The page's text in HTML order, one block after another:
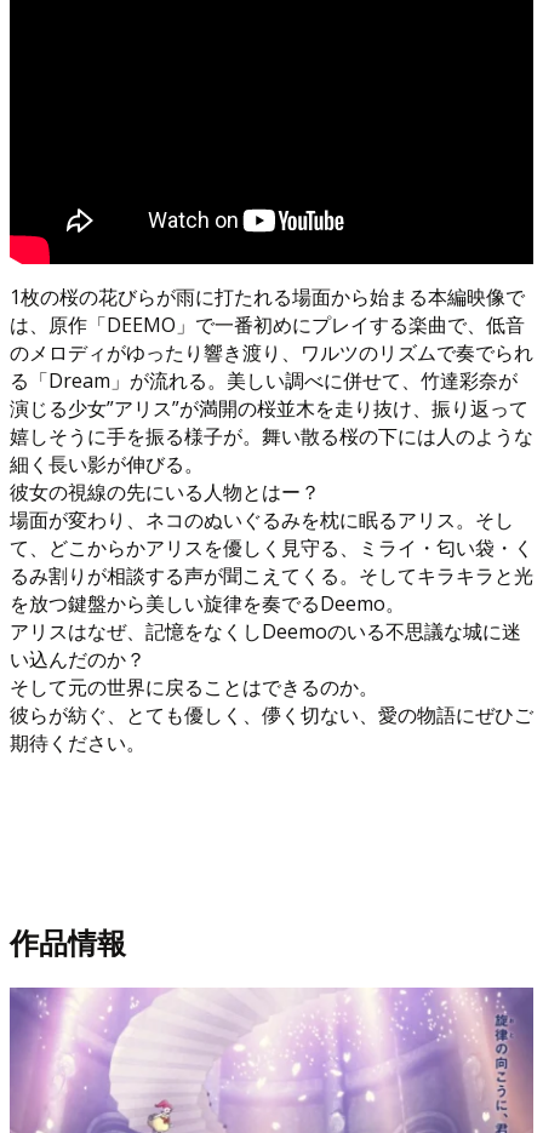
1枚の桜の花びらが雨に打たれる場面から始まる本編映像で
は、原作「DEEMO」で一番初めにプレイする楽曲で、低音
のメロディがゆったり響き渡り、ワルツのリズムで奏でられ
る「Dream」が流れる。美しい調べに併せて、竹達彩奈が
演じる少女”アリス”が満開の桜並木を走り抜け、振り返って
嬉しそうに手を振る様子が。舞い散る桜の下には人のような
細く長い影が伸びる。
彼女の視線の先にいる人物とはー？
場面が変わり、ネコのぬいぐるみを枕に眠るアリス。そし
て、どこからかアリスを優しく見守る、ミライ・匂い袋・く
るみ割りが相談する声が聞こえてくる。そしてキラキラと光
を放つ鍵盤から美しい旋律を奏でるDeemo。
アリスはなぜ、記憶をなくしDeemoのいる不思議な城に迷
い込んだのか？
そして元の世界に戻ることはできるのか。
彼らが紡ぐ、とても優しく、儚く切ない、愛の物語にぜひご
期待ください。
作品情報